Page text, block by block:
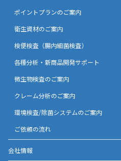
ポイントプランのご案内
衛生資材のご案内
検便検査（腸内細菌検査）
各種分析・新商品開発サポート
微生物検査のご案内
クレーム分析のご案内
環境検査/除菌システムのご案内
ご依頼の流れ
会社情報